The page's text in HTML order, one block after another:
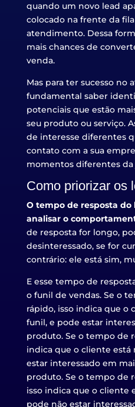
quando um novo lead
colocado na frente da
atendimento. Dessa
mais chances de
venda.
Mas para ter sucesso no
fundamental saber
potenciais que estão
seu produto ou serviço.
de interesse diferentes
contato com a sua
momentos diferentes
Como priorizar os
O tempo de resposta
analisar o
de resposta for longo,
desinteressado, se for
contrário: ele está sim,
E esse tempo de
o funil de vendas. Se o
rápido, isso indica que o
funil, e pode estar
produto. Se o tempo de
indica que o cliente
estar interessado em
produto. Se o tempo de
isso indica que o cliente
pode não estar